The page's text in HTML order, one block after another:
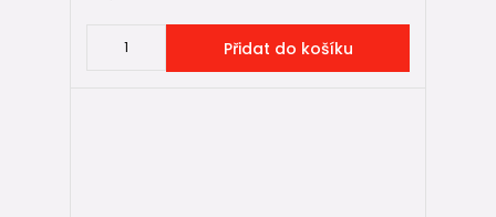
Přidat do košíku